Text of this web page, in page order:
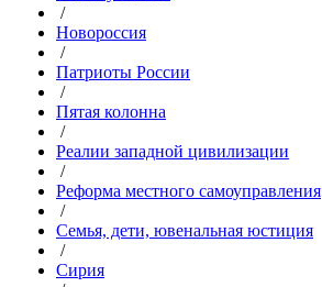
/
Новороссия
/
Патриоты России
/
Пятая колонна
/
Реалии западной цивилизации
/
Реформа местного самоуправления
/
Семья, дети, ювенальная юстиция
/
Сирия